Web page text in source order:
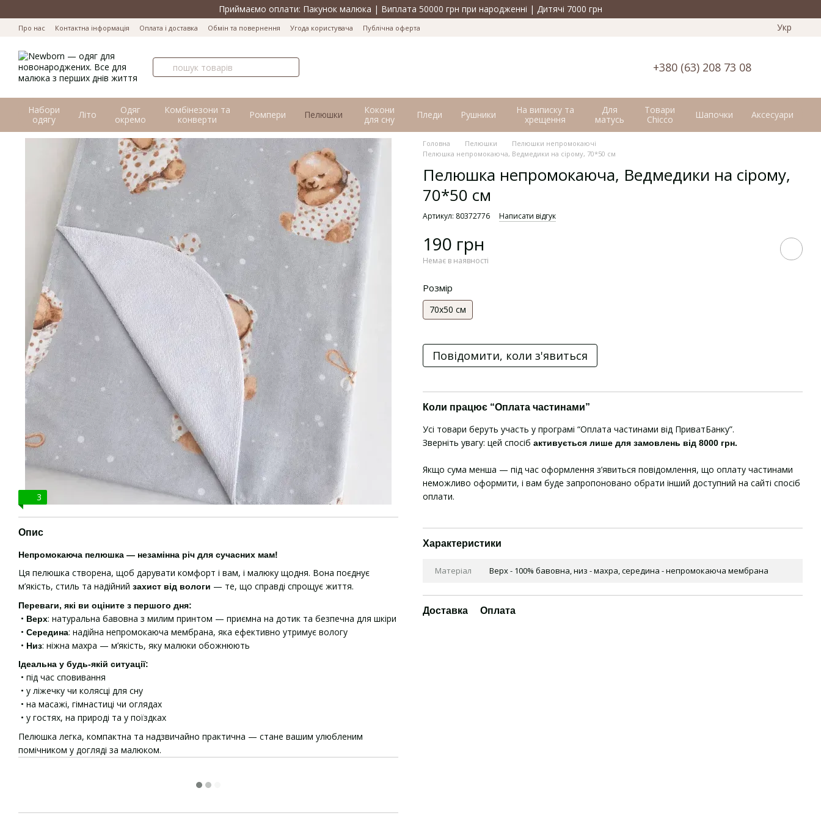
Приймаємо оплати: Пакунок малюка | Виплата 50000 грн при народженні | Дитячі 7000 грн
Про нас Контактна інформація Оплата і доставка Обмін та повернення Угода користувача Публічна оферта Укр
+380 (63) 208 73 08
Набори
одягу
Літо
Одяг
окремо
Комбінезони та
конверти
Ромпери Пелюшки
Кокони
для сну
Пледи Рушники
На виписку та
хрещення
Для
матусь
Товари
Chicco
Шапочки Аксесуари
3
Опис
Непромокаюча пелюшка — незамінна річ для сучасних мам!
Ця пелюшка створена, щоб дарувати комфорт і вам, і малюку щодня. Вона поєднує
м’якість, стиль та надійний захист від вологи — те, що справді спрощує життя.
Переваги, які ви оціните з першого дня:
• Верх: натуральна бавовна з милим принтом — приємна на дотик та безпечна для шкіри
• Середина: надійна непромокаюча мембрана, яка ефективно утримує вологу
• Низ: ніжна махра — м’якість, яку малюки обожнюють
Ідеальна у будь-якій ситуації:
• під час сповивання
• у ліжечку чи колясці для сну
• на масажі, гімнастиці чи оглядах
• у гостях, на природі та у поїздках
Пелюшка легка, компактна та надзвичайно практична — стане вашим улюбленим
помічником у догляді за малюком.
Головна Пелюшки
Пелюшки непромокаючі
Пелюшка непромокаюча, Ведмедики на сірому, 70*50 см
Пелюшка непромокаюча, Ведмедики на сірому,
70*50 см
Артикул: 80372776 Написати відгук
190 грн
Немає в наявності
Розмір
70х50 см
Повідомити, коли з'явиться
Коли працює “Оплата частинами”
Усі товари беруть участь у програмі “Оплата частинами від ПриватБанку”.
Зверніть увагу: цей спосіб активується лише для замовлень від 8000 грн.
Якщо сума менша — під час оформлення з’явиться повідомлення, що оплату частинами
неможливо оформити, і вам буде запропоновано обрати інший доступний на сайті спосіб
оплати.
Характеристики
Матеріал Верх - 100% бавовна, низ - махра, середина - непромокаюча мембрана
Доставка Оплата